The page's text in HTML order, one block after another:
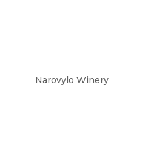
Narovylo Winery